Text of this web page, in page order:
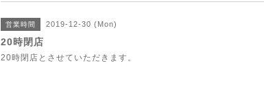
営業時間 2019-12-30 (Mon)
20時閉店
20時閉店とさせていただきます。